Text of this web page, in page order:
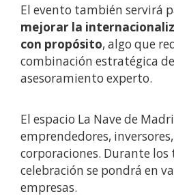
El evento también servirá
mejorar la
con propósito, algo que
combinación estratégica
asesoramiento experto.
El espacio La Nave de
emprendedores,
corporaciones. Durante los
celebración se pondrá en
empresas.